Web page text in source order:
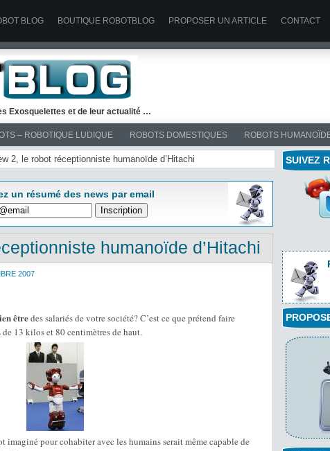
BLOG BOUTIQUE ROBOTBLOG PROPOSER UN ARTICLE CONTACT
Exosquelettes et de leur actualité …
– ROBOTIQUE LUDIQUE ROBOTS DOMESTIQUES ROBOTS
2, le robot réceptionniste humanoïde d’Hitachi
un résumé des news par email
humanoïde d’Hitachi
2007
êtredes salariés de votre société? C’est ce que prétend faire
13 kilos et 80 centimètres de haut.
imaginé pour cohabiter avec les humains serait même capable de
SUIVEZ